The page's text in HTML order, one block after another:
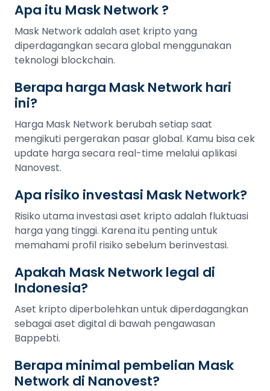
Apa itu Mask Network ?
Mask Network adalah aset kripto yang
diperdagangkan secara global menggunakan
teknologi blockchain.
Berapa harga Mask Network hari
ini?
Harga Mask Network berubah setiap saat
mengikuti pergerakan pasar global. Kamu bisa cek
update harga secara real-time melalui aplikasi
Nanovest.
Apa risiko investasi Mask Network?
Risiko utama investasi aset kripto adalah fluktuasi
harga yang tinggi. Karena itu penting untuk
memahami profil risiko sebelum berinvestasi.
Apakah Mask Network legal di
Indonesia?
Aset kripto diperbolehkan untuk diperdagangkan
sebagai aset digital di bawah pengawasan
Bappebti.
Berapa minimal pembelian Mask
Network di Nanovest?